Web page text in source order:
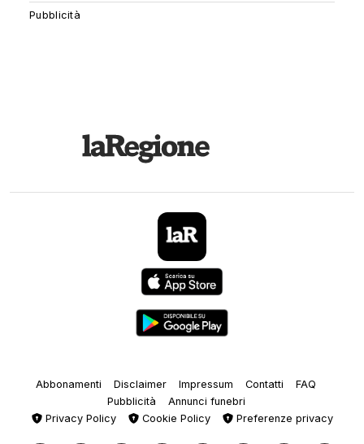
Abbonamenti Disclaimer Impressum Contatti
FAQ
Pubblicità
Annunci funebri
Privacy Policy
Cookie Policy Preferenze privacy